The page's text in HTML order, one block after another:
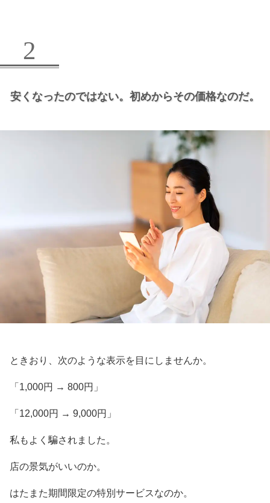
2
安くなったのではない。 初めからその価格なのだ。
ときおり、次のような表示を目にしませんか。
「1,000円 → 800円」
「12,000円 → 9,000円」
私もよく騙されました。
店の景気がいいのか。
はたまた期間限定の特別サービスなのか。